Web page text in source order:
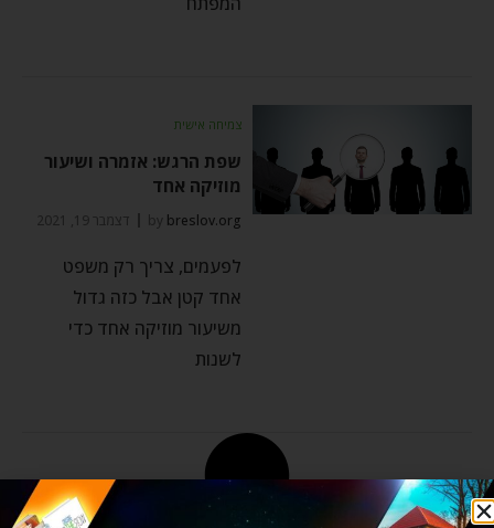
צמיחה אישית
שפת הרגש: אזמרה ושיעור
מוזיקה אחד
by breslov.org דצמבר 19, 2021
לפעמים, צריך רק משפט
אחד קטן אבל כזה גדול
משיעור מוזיקה אחד כדי
לשנות